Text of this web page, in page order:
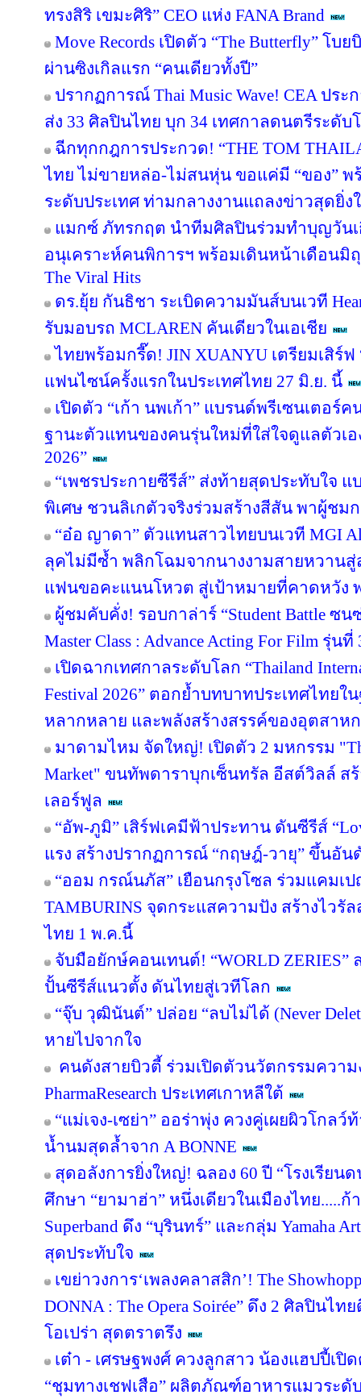
ทรงสิริ เขมะศิริ” CEO แห่ง FANA Brand
Move Records เปิดตัว “The Butterfly” โ
ผ่านซิงเกิลแรก “คนเดียวทั้งปี”
ปรากฏการณ์ Thai Music Wave! CEA ประก
ส่ง 33 ศิลปินไทย บุก 34 เทศกาลดนตรีระดับ
ฉีกทุกกฎการประกวด! “THE TOM
ไทย ไม่ขายหล่อ-ไม่สนหุ่น ขอแค่มี “ของ”
ระดับประเทศ ท่ามกลางงานแถลงข่าวสุดยิ่ง
แมกซ์ ภัทรกฤต นำทีมศิลปินร่วมทำบุญวันเ
อนุเคราะห์คนพิการฯ พร้อมเดินหน้าเดือนมิ
The Viral Hits
ดร.ยุ้ย กันธิชา ระเบิดความมันส์บนเวที
รับมอบรถ MCLAREN คันเดียวในเอเชีย
ไทยพร้อมกรี๊ด! JIN XUANYU เตรียมเสิร์ฟ
แฟนไซน์ครั้งแรกในประเทศไทย 27 มิ.ย. นี้
เปิดตัว “เก้า นพเก้า” แบรนด์พรีเซนเตอร์
ฐานะตัวแทนของคนรุ่นใหม่ที่ใส่ใจดูแลตัวเอง
2026”
“เพชรประกายซีรีส์” ส่งท้ายสุดประทับใจ
พิเศษ ชวนลิเกตัวจริงร่วมสร้างสีสัน พาผู้ชม
“อ๋อ ญาดา” ตัวแทนสาวไทยบนเวที MGI
ลุคไม่มีซ้ำ พลิกโฉมจากนางงามสายหวาน
แฟนขอคะแนนโหวต สู่เป้าหมายที่คาดหวัง
ผู้ชมคับคั่ง! รอบกาล่าร์ “Student Battle ซ
Master Class : Advance Acting For Film รุ่นที่
เปิดฉากเทศกาลระดับโลก “Thailand
Festival 2026” ตอกย้ำบทบาทประเทศไทย
หลากหลาย และพลังสร้างสรรค์ของอุตสาห
มาดามไหม จัดใหญ่! เปิดตัว 2 มหกรรม
Market" ขนทัพดาราบุกเซ็นทรัล อีสต์วิลล์
เลอร์ฟูล
“อัพ-ภูมิ” เสิร์ฟเคมีฟ้าประทาน ดันซีรีส์
แรง สร้างปรากฏการณ์ “กฤษฎ์-วายุ” ขึ้นอั
“ออม กรณ์นภัส” เยือนกรุงโซล ร่วมแคมเป
TAMBURINS จุดกระแสความปัง สร้างไวรั
ไทย 1 พ.ค.นี้
จับมือยักษ์คอนเทนต์! “WORLD ZERIES”
ปั้นซีรีส์แนวตั้ง ดันไทยสู่เวทีโลก
“จุ๊บ วุฒินันต์” ปล่อย “ลบไม่ได้ (Never
หายไปจากใจ
คนดังสายบิวตี้ ร่วมเปิดตัวนวัตกรรมควา
PharmaResearch ประเทศเกาหลีใต้
“แม่เจง-เซย่า” ออร่าพุ่ง ควงคู่เผยผิวโกล
น้ำนมสุดล้ำจาก A BONNE
สุดอลังการยิ่งใหญ่! ฉลอง 60 ปี “โรงเรีย
ศึกษา “ยามาฮ่า” หนึ่งเดียวในเมืองไทย.....ก้
Superband ดึง “บุรินทร์” และกลุ่ม Yamaha
สุดประทับใจ
เขย่าวงการ‘เพลงคลาสสิก’! The
DONNA : The Opera Soirée” ดึง 2 ศิลปินไ
โอเปร่า สุดตราตรึง
เต๋า - เศรษฐพงศ์ ควงลูกสาว น้องแฮปปี้เปิ
“ชุมทางเชฟเสือ” ผลิตภัณฑ์อาหารแมวระ